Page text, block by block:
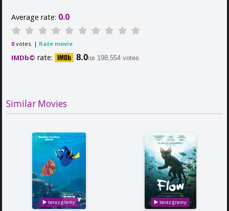
Average rate: 0.0
0 votes. | Rate movie
IMDb© rate: 8.0/10 198,554 votes
Similar Movies